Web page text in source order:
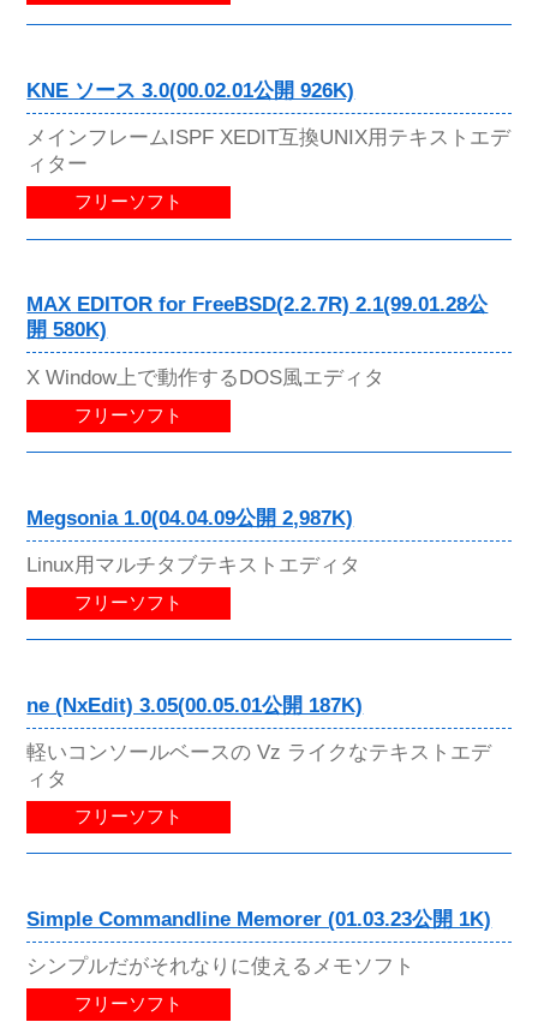
KNE ソース 3.0(00.02.01公開 926K)
メインフレームISPF XEDIT互換UNIX用テキストエデ
ィター
フリーソフト
MAX EDITOR for FreeBSD(2.2.7R) 2.1(99.01.28公
開 580K)
X Window上で動作するDOS風エディタ
フリーソフト
Megsonia 1.0(04.04.09公開 2,987K)
Linux用マルチタブテキストエディタ
フリーソフト
ne (NxEdit) 3.05(00.05.01公開 187K)
軽いコンソールベースの Vz ライクなテキストエデ
ィタ
フリーソフト
Simple Commandline Memorer (01.03.23公開 1K)
シンプルだがそれなりに使えるメモソフト
フリーソフト